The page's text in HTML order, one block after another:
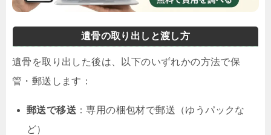
遺骨の取り出しと渡し方
遺骨を取り出した後は、以下のいずれかの方法で保
管・郵送します：
郵送で移送 ：専用の梱包材で郵送（ゆうパックな
ど）